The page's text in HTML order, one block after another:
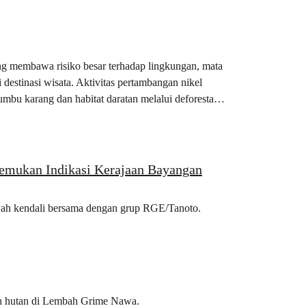
membawa risiko besar terhadap lingkungan, mata
destinasi wisata. Aktivitas pertambangan nikel
karang dan habitat daratan melalui deforestasi,
Indikasi Kerajaan Bayangan
kendali bersama dengan grup RGE/Tanoto.
hutan di Lembah Grime Nawa.